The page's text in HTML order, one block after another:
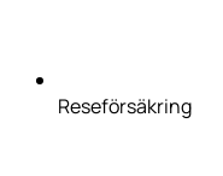
Reseförsäkring